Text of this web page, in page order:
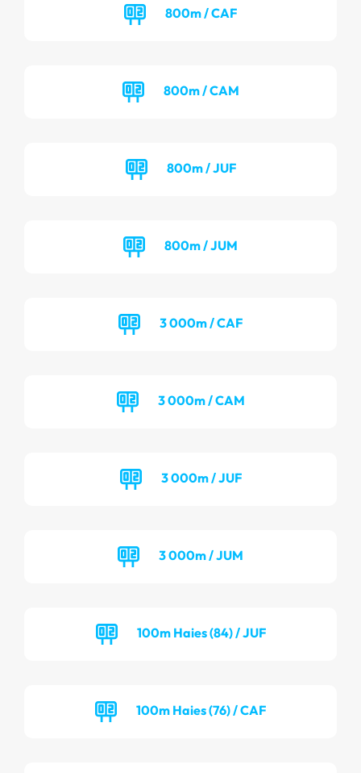
800m / CAF
800m / CAM
800m / JUF
800m / JUM
3 000m / CAF
3 000m / CAM
3 000m / JUF
3 000m / JUM
100m Haies (84) / JUF
100m Haies (76) / CAF